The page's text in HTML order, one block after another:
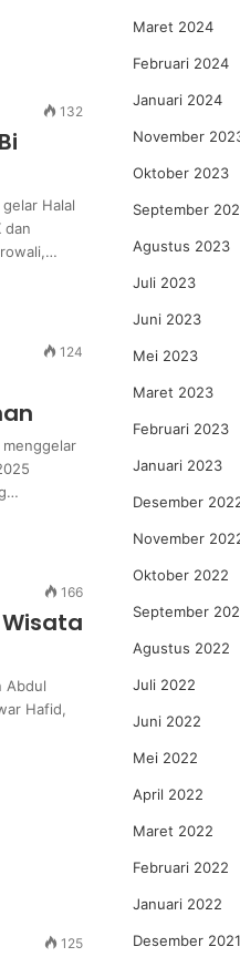
132
Halal
dan
124
menggelar
166
Abdul
Hafid,
125
Maret 2024
Februari 2024
Januari 2024
November
Oktober 2023
September
Agustus 2023
Juli 2023
Juni 2023
Mei 2023
Maret 2023
Februari 2023
Januari 2023
Desember
November
Oktober 2022
September
Agustus 2022
Juli 2022
Juni 2022
Mei 2022
April 2022
Maret 2022
Februari 2022
Januari 2022
Desember 2021